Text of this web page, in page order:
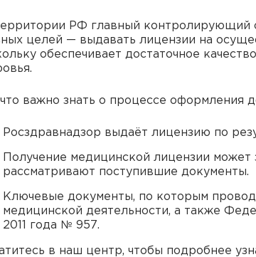
РФ главный контролирующий
целей — выдавать лицензии на
обеспечивает достаточное
важно знать о процессе оформления
Росздравнадзор выдаёт лицензию по
Получение медицинской лицензии
рассматривают поступившие документы.
Ключевые документы, по которым
медицинской деятельности, а также
2011 года № 957.
в наш центр, чтобы подробнее